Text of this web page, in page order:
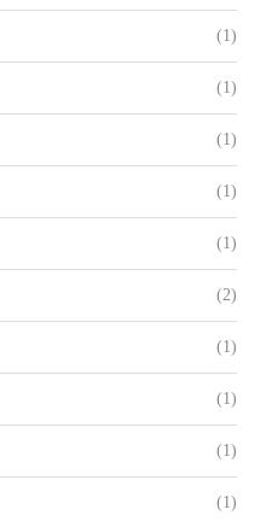
(1)
(1)
(1)
(1)
(1)
(2)
(1)
(1)
(1)
(1)